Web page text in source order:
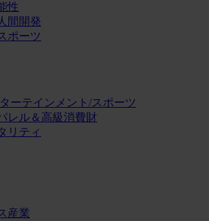
性
間開発
ポーツ
ーテインメント/スポーツ
レル＆高級消費財
リティ
産業